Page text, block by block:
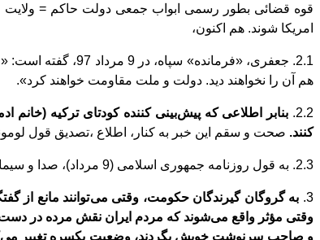
قوه قضائی بطور رسمی ابواب جمعی دولت حاکم = ولایت
امریکا شوند. هم اکنون،
2.1. جعفری، «فرمانده» سپاه، در 9 مرداد 97، گفته است:
هم آن را نخواهند دید. دولت و ملت مقاومت خواهند کرد».
2.2. بنابر اطلاعی که پیشبینی کننده کودتای ترکیه (خانم
کنند. صحت و سقم این خبر به کنار، اطلاع ،تصدیق قول لوموند
2.3. به قول روزنامه جمهوری اسلامی (9 مرداد)، صدا و سیما هم بر ضد حکومت روحانی تبلیغ می
3. به گروگان گیرندگان حکومت، وقتی میتوانند مانع از
وقتی مؤثر واقع میشوند که مردم ایران نقش مرده در
و صاحب سرنوشت خویش بگردند، وضعیت یکسره تغییر می